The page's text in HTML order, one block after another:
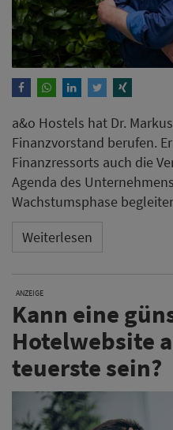
a&o Hostels hat Dr.
Finanzvorstand berufen.
Finanzressorts auch die
Agenda des
Wachstumsphase
Weiterlesen
ANZEIGE
Kann eine
Hotelwebsite
teuerste sein?